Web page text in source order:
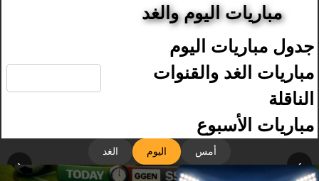
مباريات اليوم والغد
جدول مباريات اليوم
مباريات الغد والقنوات
الناقلة
مباريات الأسبوع
أمس اليوم الغد
‹ ›